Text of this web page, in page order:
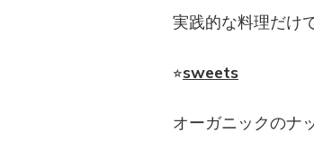
実践的な料理だけ
⭐︎sweets
オーガニックのナ